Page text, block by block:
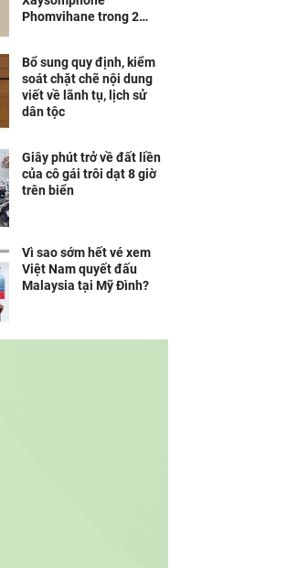
Phomvihane trong 2
Bổ sung quy định, kiểm
soát chặt chẽ nội dung
viết về lãnh tụ, lịch sử
dân tộc
Giây phút trở về đất liền
của cô gái trôi dạt 8 giờ
trên biển
Vì sao sớm hết vé xem
Việt Nam quyết đấu
Malaysia tại Mỹ Đình?